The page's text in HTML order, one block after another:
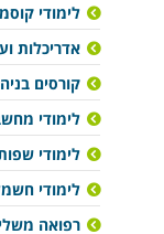
לימודי
אדריכלות
קורסים
לימודי
לימודי
לימודי
רפואה